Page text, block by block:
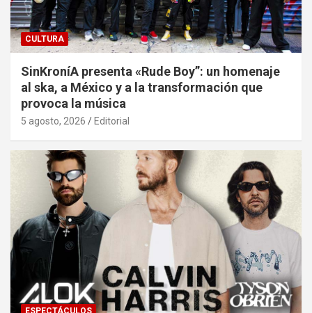
CULTURA
SinKroníA presenta «Rude Boy”: un homenaje
al ska, a México y a la transformación que
provoca la música
5 agosto, 2026 Editorial
ESPECTÁCULOS